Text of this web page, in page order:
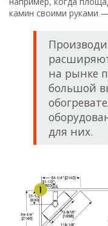
камин своими руками
на рынке
большой
для них.